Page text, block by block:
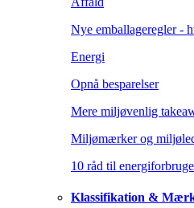
Nye emballageregler -
Energi
Opnå besparelser
Mere miljøvenlig
Miljømærker og
10 råd til
Klassifikation &